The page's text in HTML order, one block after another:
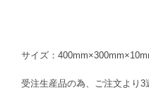
サイズ：
受注生産品の為、ご注文より3